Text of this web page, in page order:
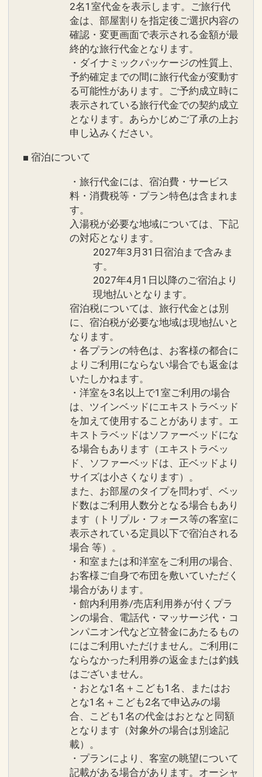
・ご朝食をインルームダイニングに変更
可能。お部屋でゆっくりと朝を過ごした
い方におすすめです。＊数量限定・前日
21：00までの事前予約制）
■チェックアウト11：00■
必ずお読みください
■デポジットについてのご案内
現地でお支払いの場合は、デポジット
（前受金）として宿泊料金をチェックイ
ン時に申し受けます。
■ホテル施設内におきまして、タトゥー
の露出をご遠慮いただいております。
・ロビー、レストラン等のパブリックス
ペースでは上着等をご着用ください。
・プールをご利用の際はラッシュガード
等をご利用ください。
■当ホテル宿泊者以外の館内施設利用は
お断りしております。
■全室（テラス含む）および、レストラ
ン・パブリックスペースは禁煙とさせて
いただきます。喫煙の際には、ホテル施
設内の指定喫煙所をご利用ください。
■「ファインダイニング」ディナータイ
ムの服装に関するご協力・お願い■
※「ファインダイニング」のディナータ
イムは華やかな服装でお越しください。
詳しくは公式HPをご覧ください。
■駐車場料金のご案内
有料 1台につき1泊 ￥2、000（税込み）
設定期間：2026年9月1日～2026年11月
インターネットコース番号：DP-2-
200000032296
■ディナーのご案内■ ※宿泊プランには
含まれておりません。
レストラン「ファインダイニング」で
は、地域の食材を取り入れたフレンチベ
ースのコンチネンタル料理をご用意して
おります。
※「ファインダイニング」のディナータ
イムはドレスコードを設けております。
ご利用の際は華やかな装いでお越しくだ
さい。
■ご朝食のご案内■
【レストラン「ファインダイニング」／
洋食（7:00～10:30）】
・「ファインダイニング」ではホテルメ
イドのパンやオリジナルジャムのほか、
4種類のメニューからお選びいただける
メインディッシュをご用意しておりま
す。また、沖縄野菜をたっぷり用いたサ
ラダやフルーツ、フレッシュジュース
のほか、スパークリングワインもご用意
しております。
・ご朝食をインルームダイニングに変更
可能。お部屋でゆっくりと朝を過ごした
い方におすすめです。＊数量限定・前日
21：00までの事前予約制）
■チェックアウト11：00■
必ずお読みください
■デポジットについてのご案内
現地でお支払いの場合は、デポジット
（前受金）として宿泊料金をチェックイ
ン時に申し受けます。
■ホテル施設内におきまして、タトゥー
の露出をご遠慮いただいております。
・ロビー、レストラン等のパブリックス
ペースでは上着等をご着用ください。
・プールをご利用の際はラッシュガード
等をご利用ください。
■当ホテル宿泊者以外の館内施設利用は
お断りしております。
■全室（テラス含む）および、レストラ
ン・パブリックスペースは禁煙とさせて
いただきます。喫煙の際には、ホテル施
2名1室代金を表示します。ご旅行代
金は、部屋割りを指定後ご選択内容の
確認・変更画面で表示される金額が最
終的な旅行代金となります。
・ダイナミックパッケージの性質上、
予約確定までの間に旅行代金が変動す
る可能性があります。ご予約成立時に
表示されている旅行代金での契約成立
となります。あらかじめご了承の上お
申し込みください。
■ 宿泊について
・旅行代金には、宿泊費・サービス
料・消費税等・プラン特色は含まれま
す。
入湯税が必要な地域については、下記
の対応となります。
2027年3月31日宿泊まで含みま
す。
2027年4月1日以降のご宿泊より
現地払いとなります。
宿泊税については、旅行代金とは別
に、宿泊税が必要な地域は現地払いと
なります。
・各プランの特色は、お客様の都合に
よりご利用にならない場合でも返金は
いたしかねます。
・洋室を3名以上で1室ご利用の場合
は、ツインベッドにエキストラベッド
を加えて使用することがあります。エ
キストラベッドはソファーベッドにな
る場合もあります（エキストラベッ
ド、ソファーベッドは、正ベッドより
サイズは小さくなります）。
また、お部屋のタイプを問わず、ベッ
ド数はご利用人数分となる場合もあり
ます（トリプル・フォース等の客室に
表示されている定員以下で宿泊される
場合 等）。
・和室または和洋室をご利用の場合、
お客様ご自身で布団を敷いていただく
場合があります。
・館内利用券/売店利用券が付くプラ
ンの場合、電話代・マッサージ代・コ
ンパニオン代など立替金にあたるもの
にはご利用いただけません。ご利用に
ならなかった利用券の返金または釣銭
はございません。
・おとな1名＋こども1名、またはお
とな1名＋こども2名で申込みの場
合、こども1名の代金はおとなと同額
となります（対象外の場合は別途記
載）。
・プランにより、客室の眺望について
記載がある場合があります。オーシャ